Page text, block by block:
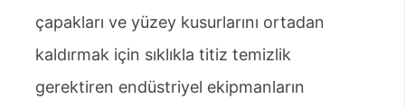
çapakları ve yüzey kusurlarını ortadan
kaldırmak için sıklıkla titiz temizlik
gerektiren endüstriyel ekipmanların